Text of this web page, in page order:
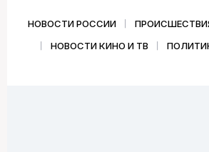
НОВОСТИ РОССИИ
НОВОСТИ КИНО И ТВ